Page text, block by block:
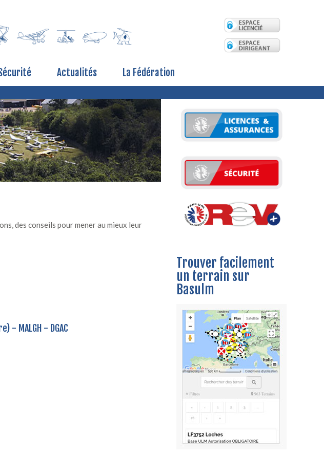
Actualités La Fédération
des conseils pour mener au mieux leur
- MALGH - DGAC
Trouver facilement
un terrain sur
Basulm